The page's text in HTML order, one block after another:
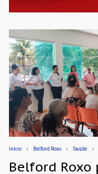
Início Belford Roxo Saúde
Belford Roxo